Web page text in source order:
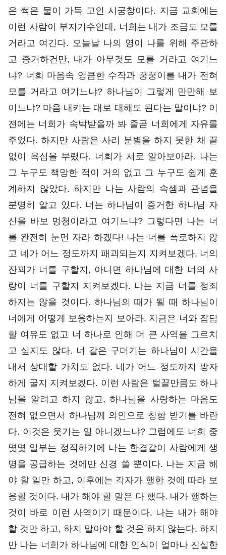
은 썩은 물이 가득 고인 시궁창이다. 지금 교회에는
이런 사람이 부지기수인데, 너희는 내가 조금도 모를
거라고 여긴다. 오늘날 나의 영이 나를 위해 주관하
고 증거하건만, 내가 아무것도 모를 거라고 여기느
냐? 너희 마음속 엉큼한 수작과 꿍꿍이를 내가 전혀
모를 거라고 여기느냐? 하나님이 그렇게 만만해 보
이느냐? 마음 내키는 대로 대해도 된다는 말이냐? 이
전에는 너희가 속박받을까 봐 줄곧 너희에게 자유를
주었다. 하지만 사람은 사리 분별을 하지 못한 채 끝
없이 욕심을 부렸다. 너희가 서로 알아보아라. 나는
그 누구도 책망한 적이 거의 없고 그 누구도 쉽게 훈
계하지 않았다. 하지만 나는 사람의 속셈과 관념을
분명히 알고 있다. 너는 하나님이 증거한 하나님 자
신을 바보 멍청이라고 여기느냐? 그렇다면 나는 너
를 완전히 눈먼 자라 하겠다! 나는 너를 폭로하지 않
고 네가 어느 정도까지 패괴되는지 지켜보겠다. 너의
잔꾀가 너를 구할지, 아니면 하나님에 대한 너의 사
랑이 너를 구할지 지켜보겠다. 나는 지금 너를 정죄
하지는 않을 것이다. 하나님의 때가 될 때 하나님이
너에게 어떻게 보응하는지 보아라. 지금은 너와 잡담
할 여유도 없고 너 하나로 인해 더 큰 사역을 그르치
고 싶지도 않다. 너 같은 구더기는 하나님이 시간을
내서 상대할 가치도 없다. 네가 어느 정도까지 방자
하게 굴지 지켜보겠다. 이런 사람은 털끝만큼도 하나
님을 알려고 하지 않고, 하나님을 사랑하는 마음도
전혀 없으면서 하나님께 의인으로 칭함 받기를 바란
다. 이것은 웃기는 일 아니겠느냐? 그럼에도 너희 중
몇몇 일부는 정직하기에 나는 한결같이 사람에게 생
명을 공급하는 것에만 신경 쓸 뿐이다. 나는 지금 해
야 할 일만 하고, 이후에는 각자가 행한 것에 따라 보
응할 것이다. 내가 해야 할 말은 다 했다. 내가 행하는
것이 바로 이런 사역이기 때문이다. 나는 내가 해야
할 것만 하고, 하지 말아야 할 것은 하지 않는다. 하지
만 나는 너희가 하나님에 대한 인식이 얼마나 진실한